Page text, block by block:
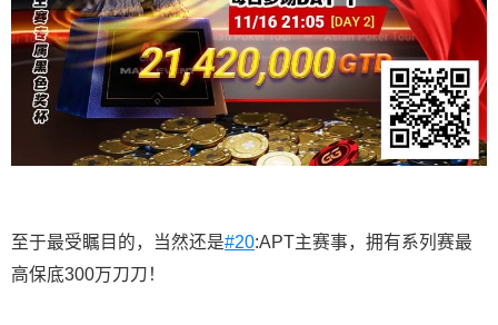
至于最受瞩目的，当然还是#20:APT主赛事，拥有系列赛最
高保底300万刀刀！